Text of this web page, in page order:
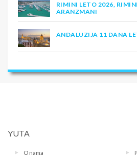
RIMINI LETO 2026,
ARANZMANI
ANDALUZIJA 11 DANA
YUTA
O nama